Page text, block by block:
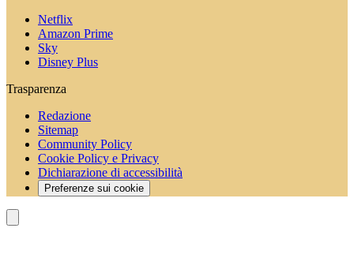
Netflix
Amazon Prime
Sky
Disney Plus
Trasparenza
Redazione
Sitemap
Community Policy
Cookie Policy e Privacy
Dichiarazione di accessibilità
Preferenze sui cookie